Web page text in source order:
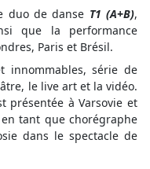
duo de danse T1 (A+B),
que la performance
Paris et Brésil.
innommables, série de
le live art et la vidéo.
présentée à Varsovie et
tant que chorégraphe
dans le spectacle de